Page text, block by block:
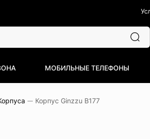
МОБИЛЬНЫЕ ТЕЛЕФОНЫ
Корпус Ginzzu B177